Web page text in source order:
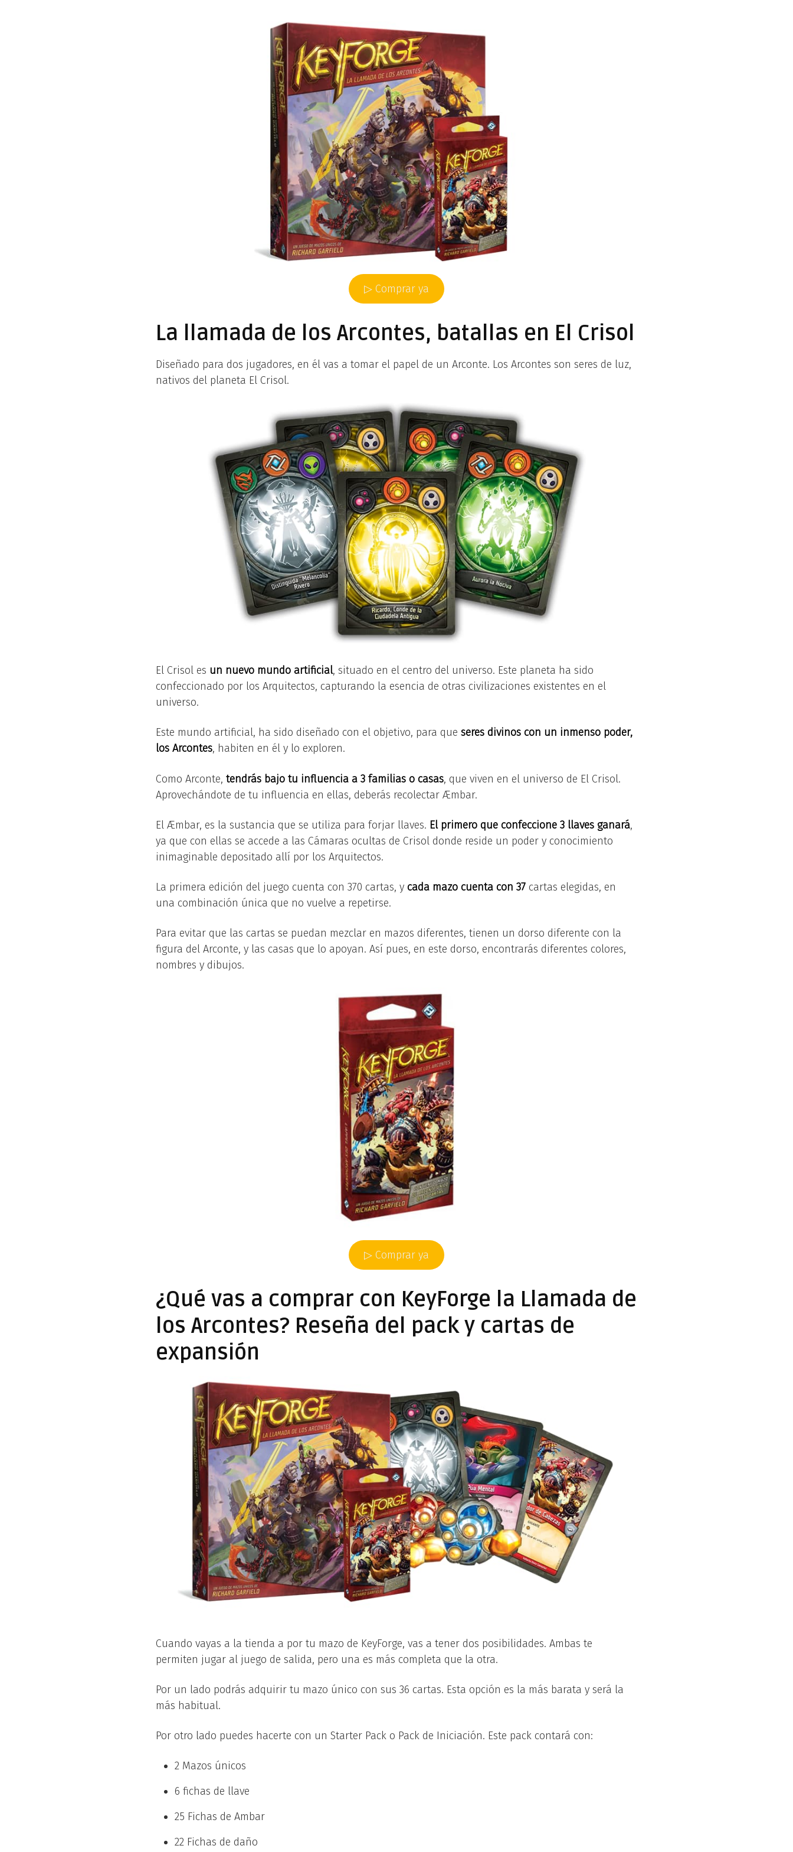
▷ Comprar ya
La llamada de los Arcontes, batallas en El Crisol
Diseñado para dos jugadores, en él vas a tomar el papel de un Arconte. Los Arcontes son seres de luz,
nativos del planeta El Crisol.
El Crisol es un nuevo mundo artificial, situado en el centro del universo. Este planeta ha sido
confeccionado por los Arquitectos, capturando la esencia de otras civilizaciones existentes en el
universo.
Este mundo artificial, ha sido diseñado con el objetivo, para que seres divinos con un inmenso poder,
los Arcontes, habiten en él y lo exploren.
Como Arconte, tendrás bajo tu influencia a 3 familias o casas, que viven en el universo de El Crisol.
Aprovechándote de tu influencia en ellas, deberás recolectar Æmbar.
El Æmbar, es la sustancia que se utiliza para forjar llaves. El primero que confeccione 3 llaves ganará,
ya que con ellas se accede a las Cámaras ocultas de Crisol donde reside un poder y conocimiento
inimaginable depositado allí por los Arquitectos.
La primera edición del juego cuenta con 370 cartas, y cada mazo cuenta con 37 cartas elegidas, en
una combinación única que no vuelve a repetirse.
Para evitar que las cartas se puedan mezclar en mazos diferentes, tienen un dorso diferente con la
figura del Arconte, y las casas que lo apoyan. Así pues, en este dorso, encontrarás diferentes colores,
nombres y dibujos.
▷ Comprar ya
¿Qué vas a comprar con KeyForge la Llamada de
los Arcontes? Reseña del pack y cartas de
expansión
Cuando vayas a la tienda a por tu mazo de KeyForge, vas a tener dos posibilidades. Ambas te
permiten jugar al juego de salida, pero una es más completa que la otra.
Por un lado podrás adquirir tu mazo único con sus 36 cartas. Esta opción es la más barata y será la
más habitual.
Por otro lado puedes hacerte con un Starter Pack o Pack de Iniciación. Este pack contará con:
2 Mazos únicos
6 fichas de llave
25 Fichas de Ambar
22 Fichas de daño